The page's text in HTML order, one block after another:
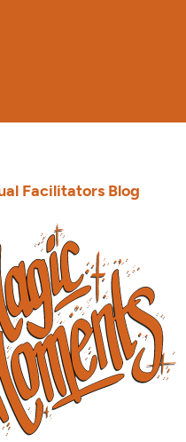
Facilitators Blog